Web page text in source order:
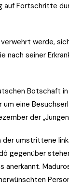
Fortschritte
werde,
seiner
Botschaft
eine
der
der umstrittene
gegenüber